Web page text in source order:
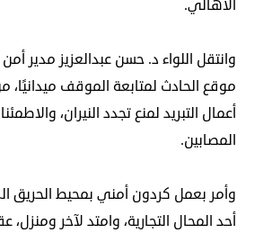
الكويت
ومناسبات
الأهالي.
وانتقل اللواء د. حسن عبدالعزيز مدير
موقع الحادث لمتابعة الموقف ميدانيًا،
أعمال التبريد لمنع تجدد النيران،
المصابين.
وأمر بعمل كردون أمني بمحيط
أحد المحال التجارية، وامتد لآخر